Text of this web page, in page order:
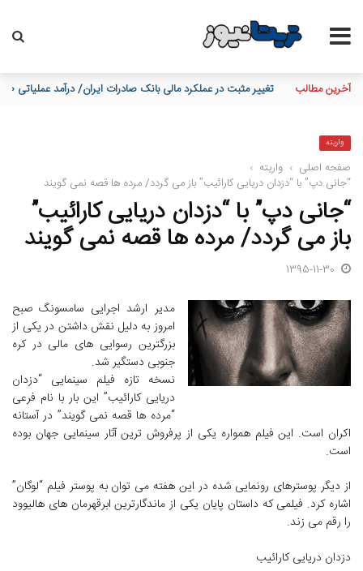
آخرین مطالب آخرین سود ۲۷.۷ درصدی «اندوخته توسعه صادرات آرمانی» واریز شد؛ نرخ جدید ۲۹.۱ درصد
واریته
صفحه اصلی › واریته ›
“جانی دپ” با “دزدان دریایی کارائیب” باز می گردد/ مرده ها قصه نمی گویند
“جانی دپ” با “دزدان دریایی کارائیب”
باز می گردد/ مرده ها قصه نمی گویند
1395-11-30
مدیر ارشد اجرایی سامسونگ صبح
امروز به دلیل نقش داشتن در یکی از
بزرگترین رسوایی های مالی در کره
جنوبی دستگیر شد.
نسخه تازه فیلم سینمایی “دزدان
دریایی کارائیب” این بار با نام فرعی
“مرده ها قصه نمی گویند” در آستانه
اکران است. این فیلم همواره یکی از پرفروش ترین آثار سینمایی جهان بوده
است.
از دیگر پوسترهای رونمایی شده در این هفته می توان به پوستر فیلم “لوگان”
اشاره کرد. فیلمی که داستان پایان یکی از ماندگارترین ابرقهرمان های هالیوود
را رقم می زند.
دزدان دریایی کارائیب